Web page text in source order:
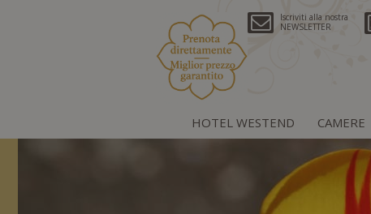
Iscriviti alla nostra
NEWSLETTER
HOTEL WESTEND CAMERE